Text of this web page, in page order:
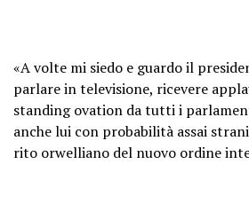
«A volte mi siedo e guardo il
parlare in televisione, ricevere
standing ovation da tutti i
anche lui con probabilità assai
rito orwelliano del nuovo ordine